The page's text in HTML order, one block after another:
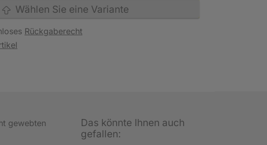
Wählen Sie eine Variante
Rückgaberecht
gewebten
Das könnte Ihnen auch
gefallen: